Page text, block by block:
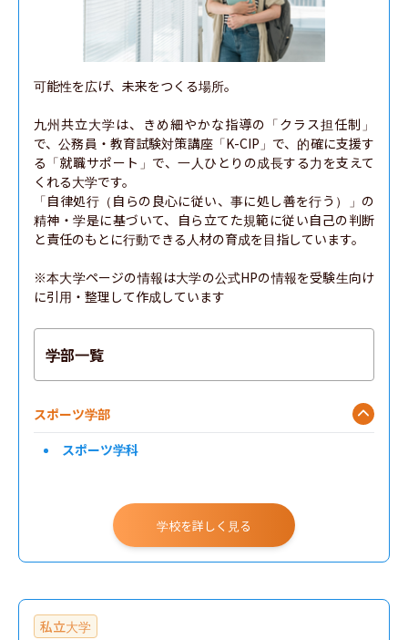
可能性を広げ、未来をつくる場所。
九州共立大学は、きめ細やかな指導の「クラス担任制」
で、公務員・教育試験対策講座「K-CIP」で、的確に支援す
る「就職サポート」で、一人ひとりの成長する力を支えて
くれる大学です。
「自律処行（自らの良心に従い、事に処し善を行う）」の
精神・学是に基づいて、自ら立てた規範に従い自己の判断
と責任のもとに行動できる人材の育成を目指しています。
※本大学ページの情報は大学の公式HPの情報を受験生向け
に引用・整理して作成しています
学部一覧
スポーツ学部
スポーツ学科
学校を詳しく見る
私立大学